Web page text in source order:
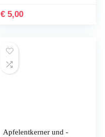
Holzgriff Klassischer
…
€ 5,00
Apfelentkerner und -